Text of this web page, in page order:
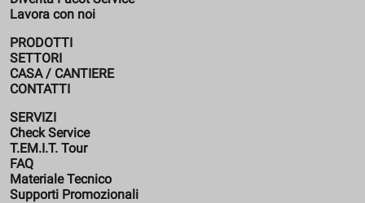
Lavora con noi
PRODOTTI
SETTORI
CASA / CANTIERE
CONTATTI
SERVIZI
Check Service
T.EM.I.T. Tour
FAQ
Materiale Tecnico
Supporti Promozionali